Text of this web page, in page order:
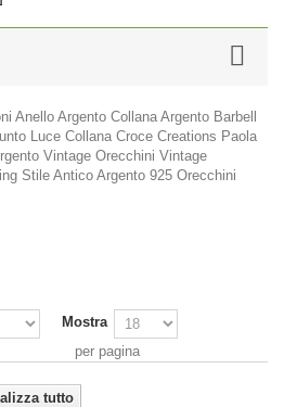
Anello Argento Collana Argento Barbell
Luce Collana Croce Creations Paola
Vintage Orecchini Vintage
Stile Antico Argento 925 Orecchini
Mostra
per pagina
tutto